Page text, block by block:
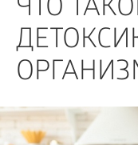
ЧТО
ПСИХОЛОГИЯ
ДЕТИ
КАК?